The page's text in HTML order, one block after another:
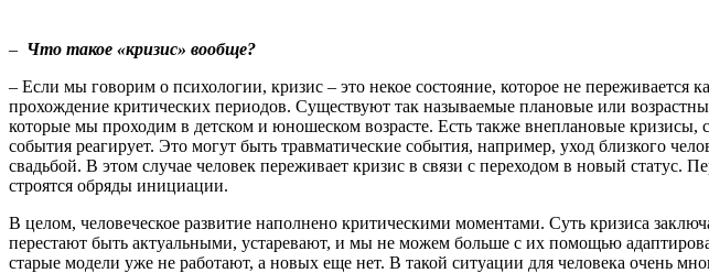
– Что такое «кризис» вообще?
– Если мы говорим о психологии, кризис – это некое состояние, которое не переживается
прохождение критических периодов. Существуют так называемые плановые или
которые мы проходим в детском и юношеском возрасте. Есть также внеплановые
события реагирует. Это могут быть травматические события, например, уход близкого
свадьбой. В этом случае человек переживает кризис в связи с переходом в новый статус.
строятся обряды инициации.
В целом, человеческое развитие наполнено критическими моментами. Суть кризиса
перестают быть актуальными, устаревают, и мы не можем больше с их помощью
старые модели уже не работают, а новых еще нет. В такой ситуации для человека очень